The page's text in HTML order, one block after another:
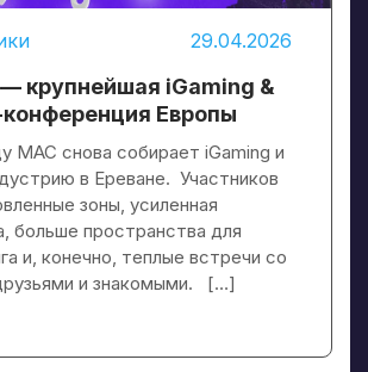
29.04.2026
— крупнейшая iGaming &
Европы
MAC снова собирает iGaming и
в Ереване. Участников
зоны, усиленная
больше пространства для
и, конечно, теплые встречи со
и знакомыми. […]